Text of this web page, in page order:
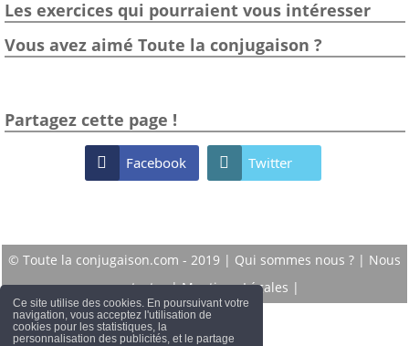
Ce site utilise des cookies. En poursuivant votre
navigation, vous acceptez l'utilisation de
cookies pour les statistiques, la
personnalisation des publicités, et le partage
Les exercices qui pourraient vous intéresser
Vous avez aimé Toute la conjugaison ?
Partagez cette page !
 Facebook  Twitter
© Toute la conjugaison.com - 2019 | Qui sommes nous ? | Nous
contacter|Mentions Légales |